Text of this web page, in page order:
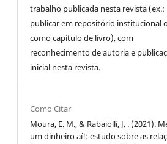
trabalho publicada nesta revista (ex.:
publicar em repositório institucional
como capítulo de livro), com
reconhecimento de autoria e
inicial nesta revista.
Como Citar
Moura, E. M., & Rabaiolli, J. . (2021).
um dinheiro aí!: estudo sobre as